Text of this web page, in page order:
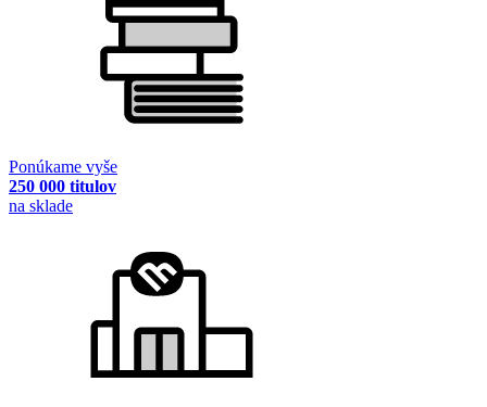
Ponúkame vyše
250 000 titulov
na sklade